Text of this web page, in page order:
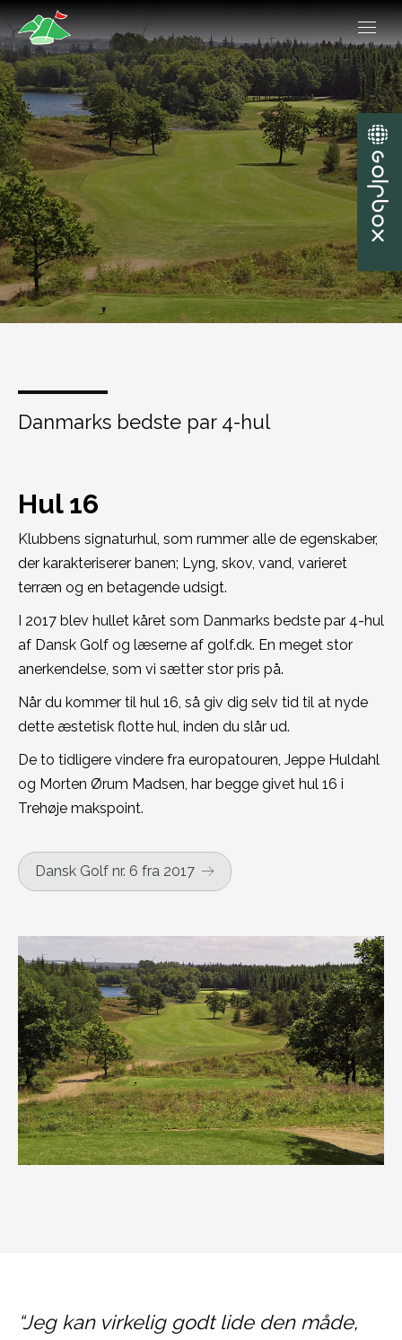
Danmarks bedste par 4-hul
Hul 16
Klubbens signaturhul, som rummer alle de egenskaber,
der karakteriserer banen; Lyng, skov, vand, varieret
terræn og en betagende udsigt.
I 2017 blev hullet kåret som Danmarks bedste par 4-hul
af Dansk Golf og læserne af golf.dk. En meget stor
anerkendelse, som vi sætter stor pris på.
Når du kommer til hul 16, så giv dig selv tid til at nyde
dette æstetisk flotte hul, inden du slår ud.
De to tidligere vindere fra europatouren, Jeppe Huldahl
og Morten Ørum Madsen, har begge givet hul 16 i
Trehøje makspoint.
Dansk Golf nr. 6 fra 2017
“Jeg kan virkelig godt lide den måde,